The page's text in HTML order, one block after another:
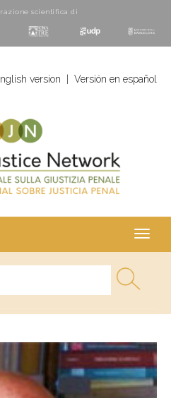
scientifica di
version Versión en español